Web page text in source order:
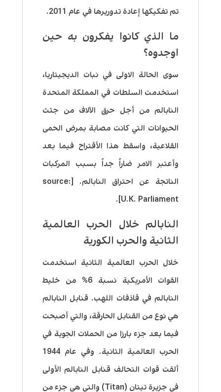
تم تفكيكها إعادة تدوريرها في عام 2011.
ما الذي كانوا يفكرون به حين
اوجدوه؟
سوى الحالة الاولى في نبات الديجيتاريا،
استخدمت السلطات في المملكة المتحدة
النابالم من أجل حرق الآلاف من جثث
الحيوانات التي كانت مصابة بمرض الحمى
القلاعية، واسقط هذا الأقتراح فيما بعد
وأعتبر الامر ضاراً جداً بسبب المركبات
الناتجة عن احتراق النابالم. [source:
U.K. Parliament].
النابالم خلال الحرب العالمية
الثانية والحرب الكورية
خلال الحرب العالمية الثانية استخدمت
القوات الأمريكية نسبة 6% من خليط
النابالم في قاذفات اللهب. قنابل النابالم
هي نوع من القنابل الحارقة، والتي أصبحت
فيما بعد جزء بارزا من الحملات الجوية في
الحرب العالمية الثانية. وفي عام 1944
ألقت قوات التحالف قنابل النابالم الأولى
في جزيرة تيتان (Titan) والتي هي جزء من